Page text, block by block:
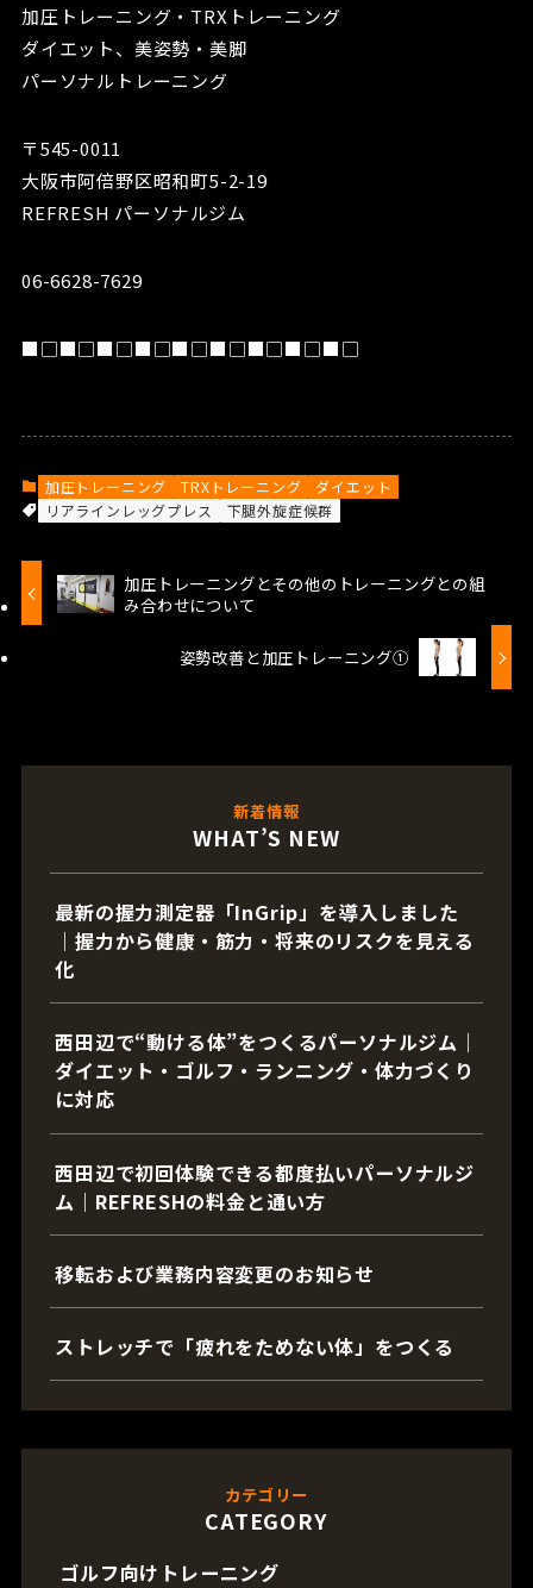
加圧トレーニング・TRXトレーニング
ダイエット、美姿勢・美脚
パーソナルトレーニング
〒545-0011
大阪市阿倍野区昭和町5-2-19
REFRESH パーソナルジム
06-6628-7629
■□■□■□■□■□■□■□■□■□
加圧トレーニング TRXトレーニング
ダイエット
リアラインレッグプレス
下腿外旋症候群
加圧トレーニングとその他のトレーニングとの組
み合わせについて
姿勢改善と加圧トレーニング①
新着情報
WHAT’S NEW
最新の握力測定器「InGrip」を導入しました
｜握力から健康・筋力・将来のリスクを見える
化
西田辺で“動ける体”をつくるパーソナルジム｜
ダイエット・ゴルフ・ランニング・体力づくり
に対応
西田辺で初回体験できる都度払いパーソナルジ
ム｜REFRESHの料金と通い方
移転および業務内容変更のお知らせ
ストレッチで「疲れをためない体」をつくる
カテゴリー
CATEGORY
ゴルフ向けトレーニング